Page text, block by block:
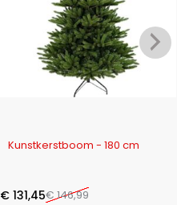
Kunstkerstboom - 180 cm
€ 146,99
€ 131,45